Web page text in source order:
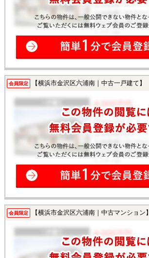
会員限定 【横浜市金沢区六浦南｜中古一戸建て】
会員限定 【横浜市金沢区六浦南｜中古マンション】